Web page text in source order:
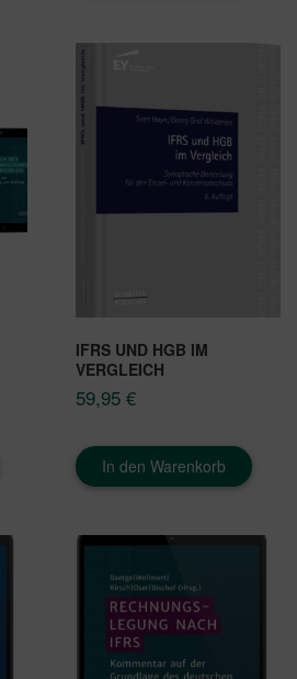
IFRS UND HGB IM
VERGLEICH
59,95 €
In den Warenkorb